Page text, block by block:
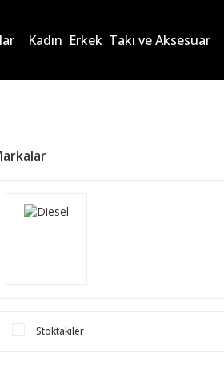
Kadın Erkek Takı ve Aksesuar
Stoktakiler